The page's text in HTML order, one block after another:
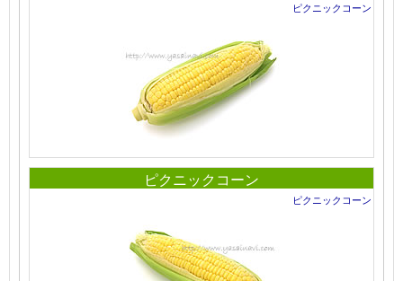
ピクニックコーン
ピクニックコーン
ピクニックコーン